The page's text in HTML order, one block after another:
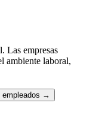
Las empresas
ambiente laboral,
empleados →